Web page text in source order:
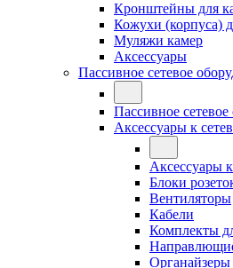
Кронштейны для
Кожухи (корпуса)
Муляжи камер
Аксессуары
Пассивное сетевое
Пассивное
Аксессуары к
Аксессуары
Блоки
Вентиляторы
Кабели
Комплекты
Органайзеры